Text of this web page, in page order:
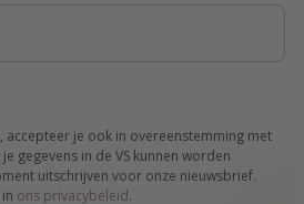
accepteer je ook in overeenstemming met
gegevens in de VS kunnen worden
uitschrijven voor onze nieuwsbrief.
ons privacybeleid.